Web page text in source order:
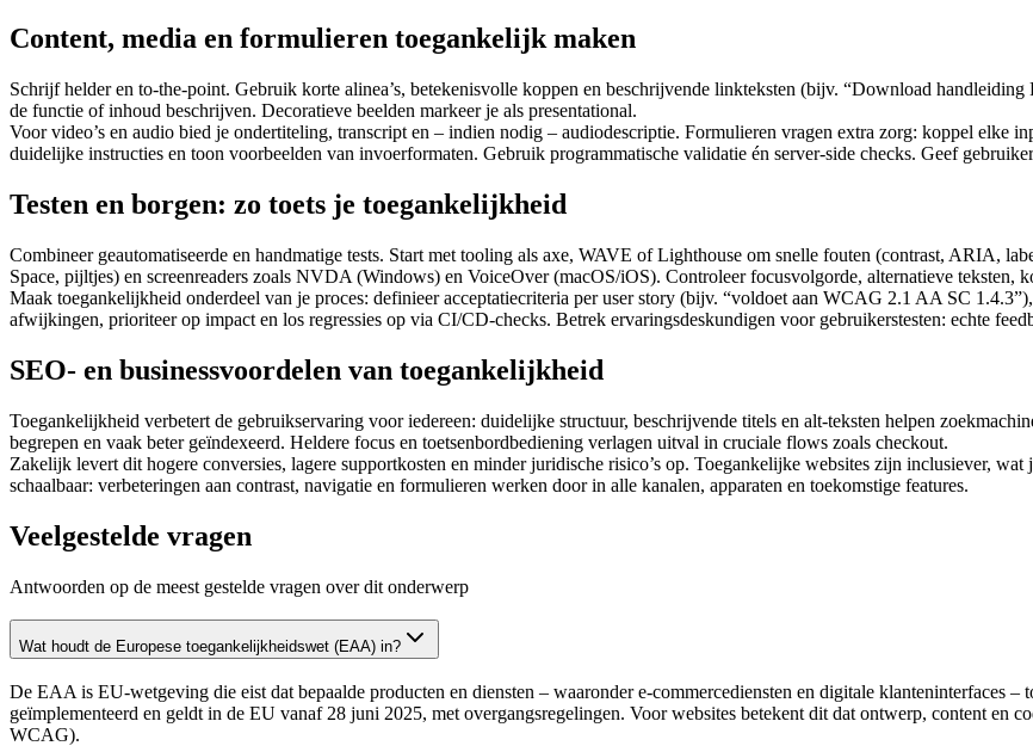
Content, media en formulieren toegankelijk maken
Schrijf helder en to-the-point. Gebruik korte alinea’s, betekenisvolle koppen en beschrijvende linkteksten (bijv. “Download
de functie of inhoud beschrijven. Decoratieve beelden markeer je als presentational.
Voor video’s en audio bied je ondertiteling, transcript en – indien nodig – audiodescriptie. Formulieren vragen extra zorg: koppel elke
duidelijke instructies en toon voorbeelden van invoerformaten. Gebruik programmatische validatie én server-side checks. Geef
Testen en borgen: zo toets je toegankelijkheid
Combineer geautomatiseerde en handmatige tests. Start met tooling als axe, WAVE of Lighthouse om snelle fouten (contrast, ARIA,
Space, pijltjes) en screenreaders zoals NVDA (Windows) en VoiceOver (macOS/iOS). Controleer focusvolgorde, alternatieve teksten,
Maak toegankelijkheid onderdeel van je proces: definieer acceptatiecriteria per user story (bijv. “voldoet aan WCAG 2.1 AA SC
afwijkingen, prioriteer op impact en los regressies op via CI/CD-checks. Betrek ervaringsdeskundigen voor gebruikerstesten: echte
SEO- en businessvoordelen van toegankelijkheid
Toegankelijkheid verbetert de gebruikservaring voor iedereen: duidelijke structuur, beschrijvende titels en alt-teksten helpen
begrepen en vaak beter geïndexeerd. Heldere focus en toetsenbordbediening verlagen uitval in cruciale flows zoals checkout.
Zakelijk levert dit hogere conversies, lagere supportkosten en minder juridische risico’s op. Toegankelijke websites zijn inclusiever,
schaalbaar: verbeteringen aan contrast, navigatie en formulieren werken door in alle kanalen, apparaten en toekomstige features.
Veelgestelde vragen
Antwoorden op de meest gestelde vragen over dit onderwerp
Wat houdt de Europese toegankelijkheidswet (EAA) in?
De EAA is EU-wetgeving die eist dat bepaalde producten en diensten – waaronder e‑commercediensten en digitale klanteninterfaces
geïmplementeerd en geldt in de EU vanaf 28 juni 2025, met overgangsregelingen. Voor websites betekent dit dat ontwerp, content en
WCAG).